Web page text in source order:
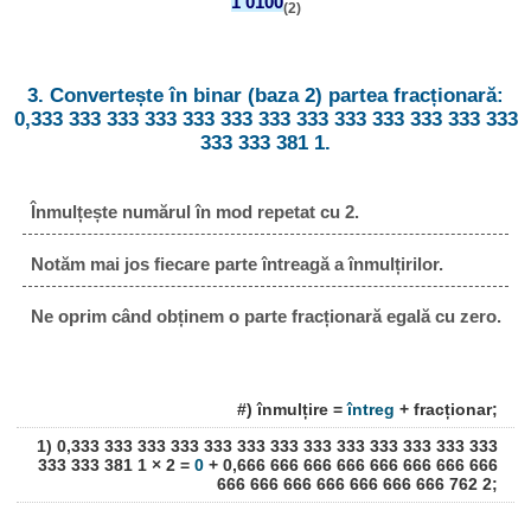
(2)
3. Convertește în binar (baza 2) partea fracționară:
0,333 333 333 333 333 333 333 333 333 333 333 333 333
333 333 381 1.
Înmulțește numărul în mod repetat cu 2.
Notăm mai jos fiecare parte întreagă a înmulțirilor.
Ne oprim când obținem o parte fracționară egală cu zero.
#) înmulțire =întreg + fracționar;
1) 0,333 333 333 333 333 333 333 333 333 333 333 333 333
333 333 381 1 × 2 = 0+ 0,666 666 666 666 666 666 666 666
666 666 666 666 666 666 666 762 2;